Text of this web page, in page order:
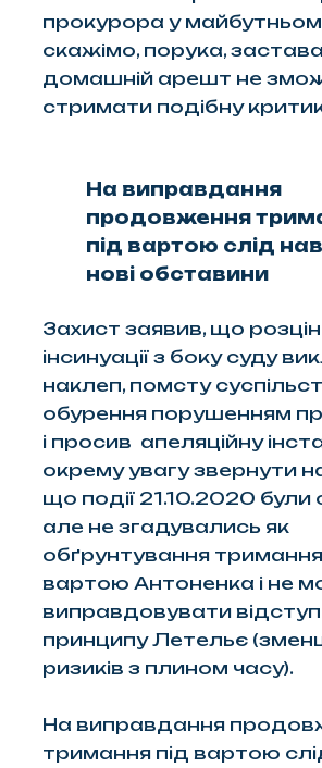
прокурора у
скажімо, порука,
домашній арешт не
стримати подібну
На виправдання
продовження
під вартою слід
нові обставини
Захист заявив, що
інсинуації з боку суду
наклеп, помсту
обурення порушенням
і просив апеляційну
окрему увагу звернути
що події 21.10.2020 були
але не згадувались як
обґрунтування тримання
вартою Антоненка і не
виправдовувати відступ
принципу Летельє
ризиків з плином часу).
На виправдання
тримання під вартою